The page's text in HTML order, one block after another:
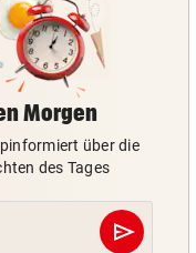
Morgen
über die
des Tages
send
Abschicken